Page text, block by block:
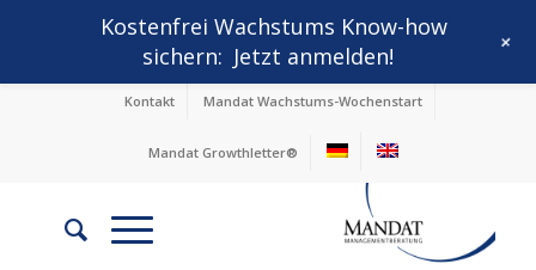
Kontakt Mandat Wachstums-Wochenstart
Mandat Growthletter®
Kostenfrei Wachstums Know-how
sichern: Jetzt anmelden! +